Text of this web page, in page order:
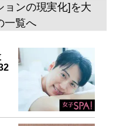
ョンの現実化]を大
一覧へ